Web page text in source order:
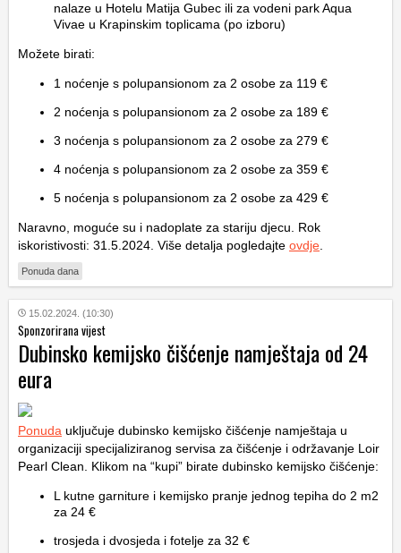
nalaze u Hotelu Matija Gubec ili za vodeni park Aqua
Vivae u Krapinskim toplicama (po izboru)
Možete birati:
1 noćenje s polupansionom za 2 osobe za 119 €
2 noćenja s polupansionom za 2 osobe za 189 €
3 noćenja s polupansionom za 2 osobe za 279 €
4 noćenja s polupansionom za 2 osobe za 359 €
5 noćenja s polupansionom za 2 osobe za 429 €
Naravno, moguće su i nadoplate za stariju djecu. Rok
iskoristivosti: 31.5.2024. Više detalja pogledajte ovdje
Ponuda dana
15.02.2024. (10:30)
Sponzorirana vijest
Dubinsko kemijsko čišćenje namještaja od 24
eura
Ponuda uključuje dubinsko kemijsko čišćenje namještaja u
organizaciji specijaliziranog servisa za čišćenje i održavanje Loir
Pearl Clean. Klikom na “kupi” birate dubinsko kemijsko čišćenje:
L kutne garniture i kemijsko pranje jednog tepiha do 2 m2
za 24 €
trosjeda i dvosjeda i fotelje za 32 €